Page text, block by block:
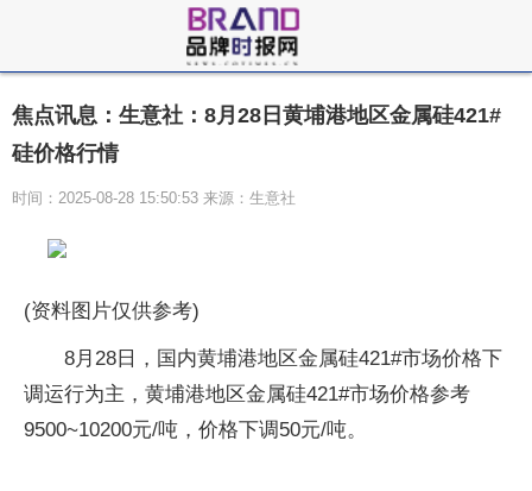
焦点讯息：生意社：8月28日黄埔港地区金属硅421#
硅价格行情
时间：2025-08-28 15:50:53 来源：生意社
(资料图片仅供参考)
8月28日，国内黄埔港地区金属硅421#市场价格下
调运行为主，黄埔港地区金属硅421#市场价格参考
9500~10200元/吨，价格下调50元/吨。